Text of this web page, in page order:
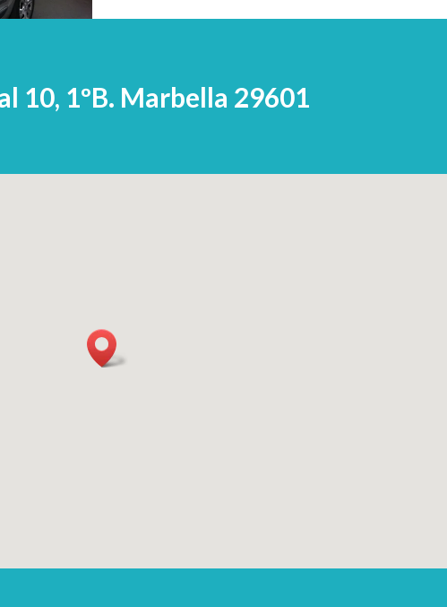
10, 1ºB. Marbella 29601